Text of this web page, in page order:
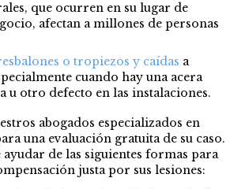
que ocurren en su lugar de
afectan a millones de personas
o tropiezos y caídas a
cuando hay una acera
u otro defecto en las instalaciones.
abogados especializados en
una evaluación gratuita de su caso.
de las siguientes formas para
justa por sus lesiones: